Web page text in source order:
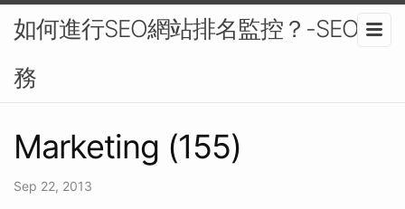
如何進行SEO網站排名監控？-SEO服
務
Marketing (155)
Sep 22, 2013